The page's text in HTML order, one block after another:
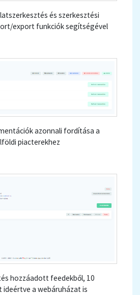
és szerkesztési
export funkciók segítségével
azonnali fordítása a
piacterekhez
hozzáadott feedekből, 10
ideértve a webáruházat is